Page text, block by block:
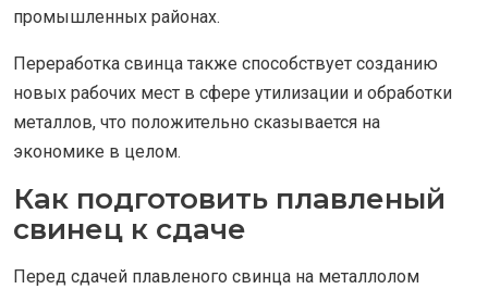
промышленных районах.
Переработка свинца также способствует созданию
новых рабочих мест в сфере утилизации и обработки
металлов, что положительно сказывается на
экономике в целом.
Как подготовить плавленый
свинец к сдаче
Перед сдачей плавленого свинца на металлолом